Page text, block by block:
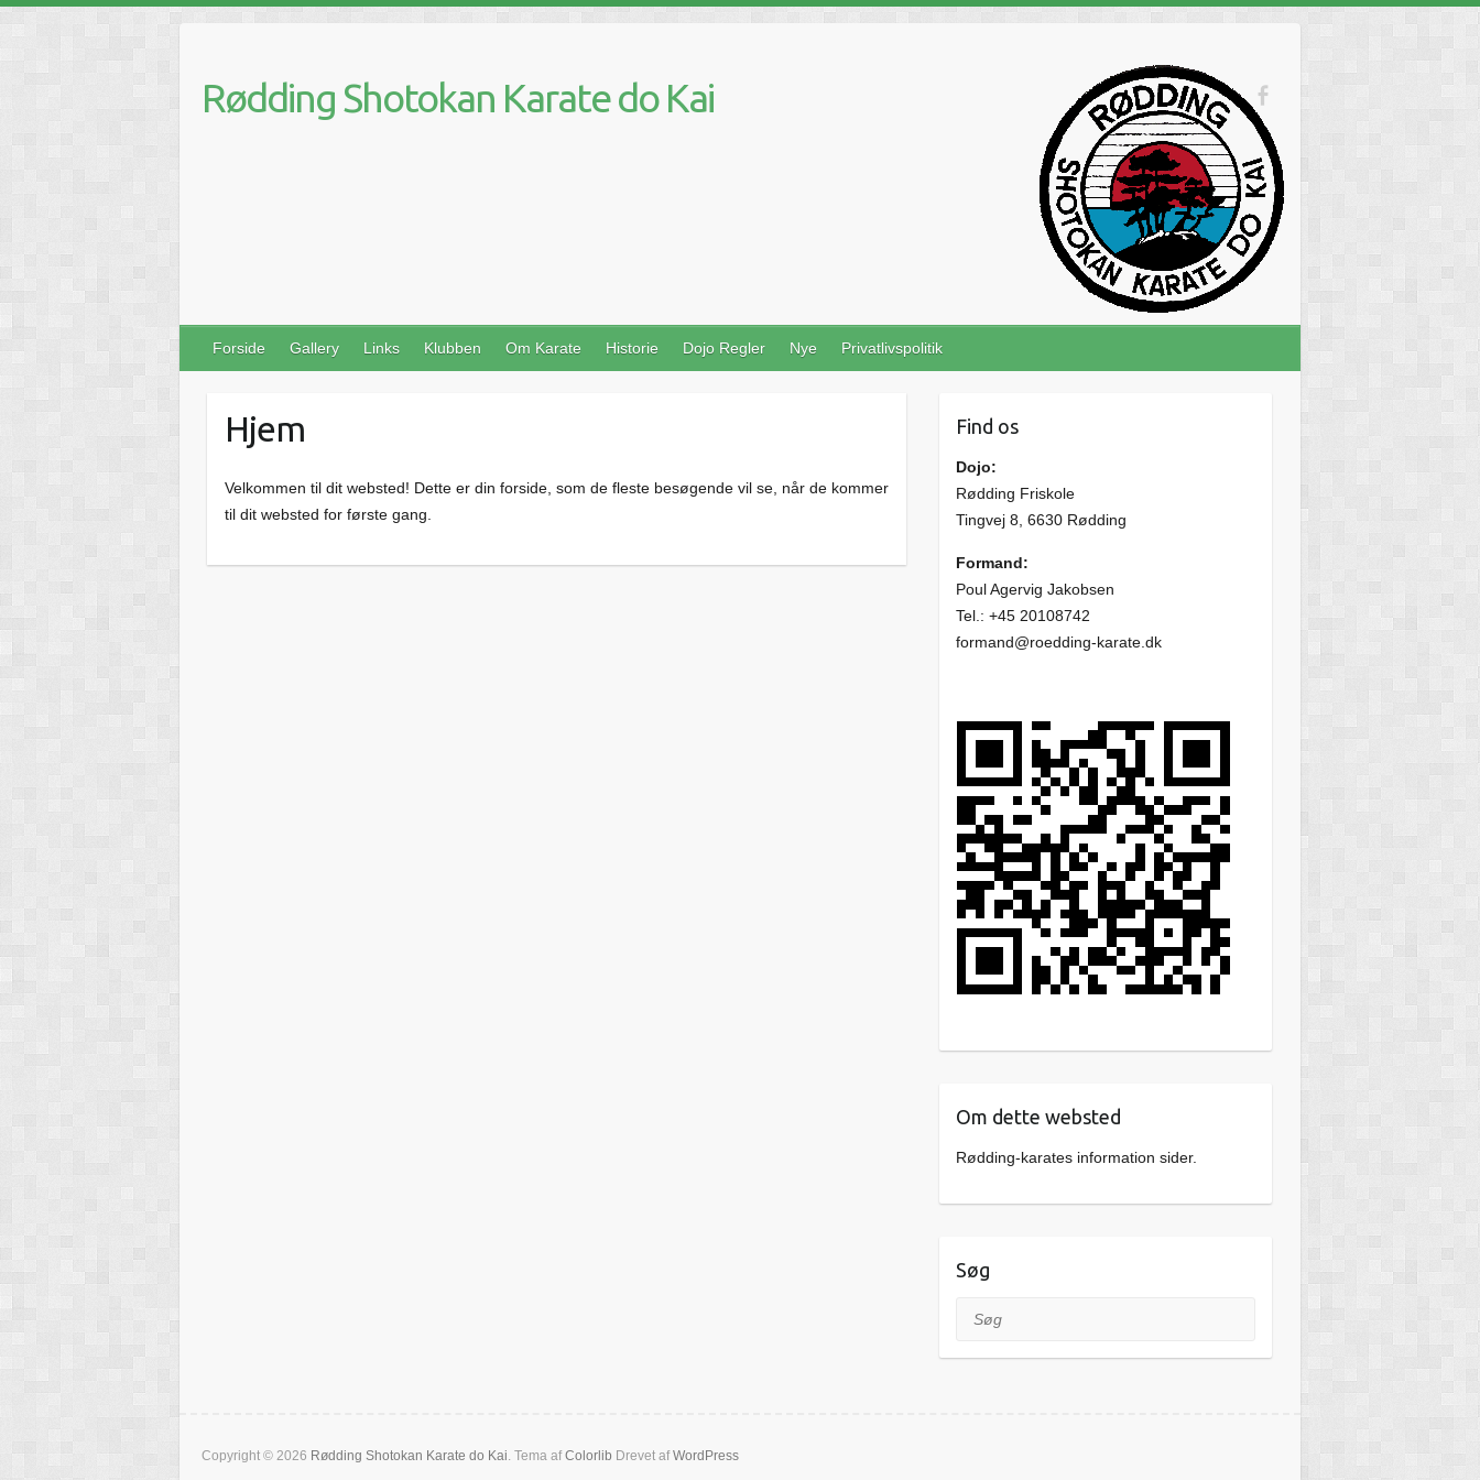
content
Rødding Shotokan Karate do Kai
Forside Gallery Links Klubben Om Karate Historie Dojo Regler Nye Privatlivspolitik
Hjem
Velkommen til dit websted! Dette er din forside, som de fleste besøgende vil se, når de kommer
til dit websted for første gang.
Find os
Dojo:
Rødding Friskole
Tingvej 8, 6630 Rødding
Formand:
Poul Agervig Jakobsen
Tel.: +45 20108742
formand@roedding-karate.dk
Om dette websted
Rødding-karates information sider.
Søg
Søg
Copyright © 2026 Rødding Shotokan Karate do Kai. Tema afColorlib Drevet afWordPress